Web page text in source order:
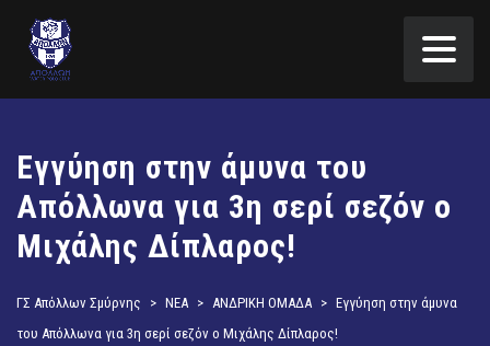
Εγγύηση στην άμυνα του
Απόλλωνα για 3η σερί σεζόν ο
Μιχάλης Δίπλαρος!
ΓΣ Απόλλων Σμύρνης > ΝΕΑ > ΑΝΔΡΙΚΗ ΟΜΑΔΑ > Εγγύηση στην άμυνα
του Απόλλωνα για 3η σερί σεζόν ο Μιχάλης Δίπλαρος!